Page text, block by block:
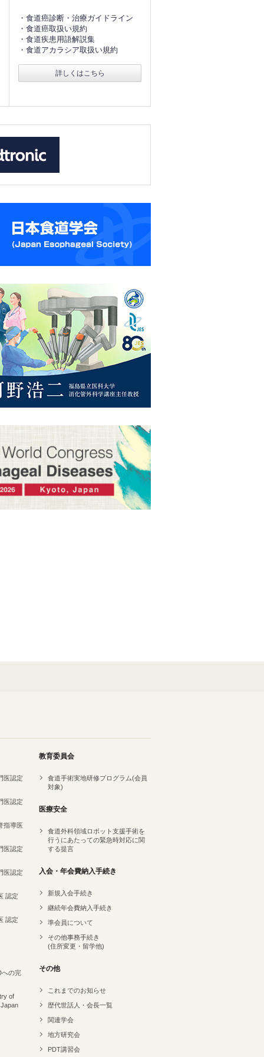
・食道癌診断・治療ガイドライン
・食道癌取扱い規約
・食道疾患用語解説集
・食道アカラシア取扱い規約
詳しくはこちら
医認定
医認定
指導医
医認定
医認定
認定
認定
への完
of
教育委員会
食道手術実地研修プログラム(会員
対象)
医療安全
食道外科領域ロボット支援手術を
行うにあたっての緊急時対応に関
する提言
入会・年会費納入手続き
新規入会手続き
継続年会費納入手続き
準会員について
その他事務手続き
(住所変更・留学他)
その他
これまでのお知らせ
歴代世話人・会長一覧
関連学会
地方研究会
PDT講習会